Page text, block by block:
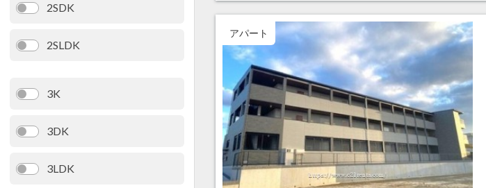
2SDK
2SLDK
3K
3DK
3LDK
アパート